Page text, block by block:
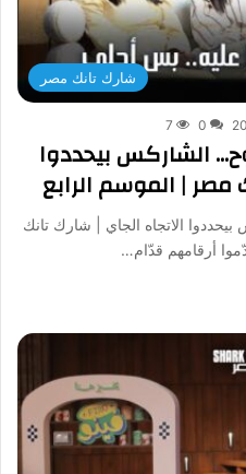
شارك تانك مصر
0
7
الشاركس بيحددوا
مصر | الموسم الرابع
الاتجاه الجاي | شارك تانك
أرقامهم قدّام…